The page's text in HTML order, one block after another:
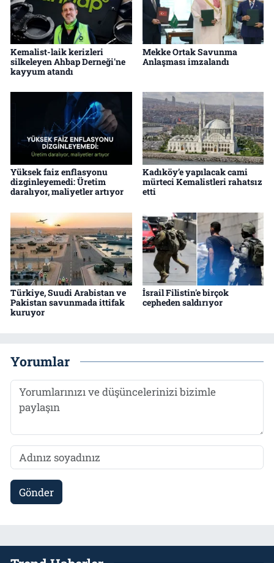
Kemalist-laik kerizleri
silkeleyen Ahbap Derneği'ne
kayyum atandı
Mekke Ortak Savunma
Anlaşması imzalandı
Yüksek faiz enflasyonu
dizginleyemedi: Üretim
daralıyor, maliyetler artıyor
Kadıköy’e yapılacak cami
mürteci Kemalistleri rahatsız
etti
Türkiye, Suudi Arabistan ve
Pakistan savunmada ittifak
kuruyor
İsrail Filistin'e birçok
cepheden saldırıyor
Yorumlar
Gönder